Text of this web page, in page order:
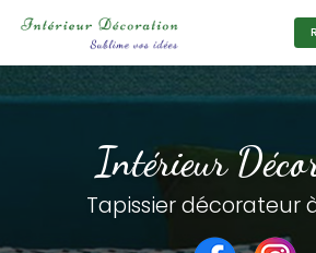
principal
Intérieur
Tapissier décorateur